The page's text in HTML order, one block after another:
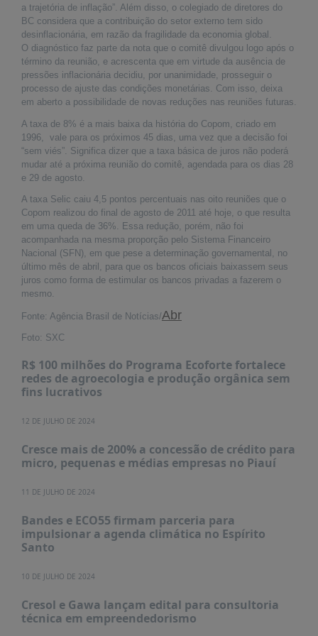
DADOS
FRENTE
PARLAMENTAR
SOBRE
A
FRENTE
MATERIAIS
INFORMAÇÕES
CURSOS
E
EVENTOS
INSCRIÇÕES
MATERIAIS
DISPONÍVEIS
PUBLICAÇÕES
RUMOS
LIVROS
PRÊMIO
BID
PRÊMIO
ABDE
DE
JORNALISMO
SABER
CONTATO
a trajetória de inflação”. Além disso, o colegiado de diretores do
BC considera que a contribuição do setor externo tem sido
desinflacionária, em razão da fragilidade da economia global.
O diagnóstico faz parte da nota que o comitê divulgou logo após o
término da reunião, e acrescenta que em virtude da ausência de
pressões inflacionária decidiu, por unanimidade, prosseguir o
processo de ajuste das condições monetárias. Com isso, deixa
em aberto a possibilidade de novas reduções nas reuniões futuras.
A taxa de 8% é a mais baixa da história do Copom, criado em
1996, vale para os próximos 45 dias, uma vez que a decisão foi
“sem viés”. Significa dizer que a taxa básica de juros não poderá
mudar até a próxima reunião do comitê, agendada para os dias 28
e 29 de agosto.
A taxa Selic caiu 4,5 pontos percentuais nas oito reuniões que o
Copom realizou do final de agosto de 2011 até hoje, o que resulta
em uma queda de 36%. Essa redução, porém, não foi
acompanhada na mesma proporção pelo Sistema Financeiro
Nacional (SFN), em que pese a determinação governamental, no
último mês de abril, para que os bancos oficiais baixassem seus
juros como forma de estimular os bancos privadas a fazerem o
mesmo.
Fonte: Agência Brasil de Notícias/Abr
Foto: SXC
R$ 100 milhões do Programa Ecoforte fortalece
redes de agroecologia e produção orgânica sem
fins lucrativos
12 DE JULHO DE 2024
Cresce mais de 200% a concessão de crédito para
micro, pequenas e médias empresas no Piauí
11 DE JULHO DE 2024
Bandes e ECO55 firmam parceria para
impulsionar a agenda climática no Espírito
Santo
10 DE JULHO DE 2024
Cresol e Gawa lançam edital para consultoria
técnica em empreendedorismo